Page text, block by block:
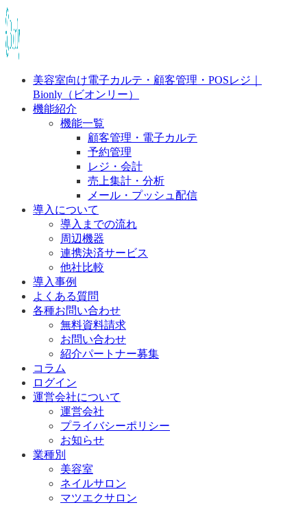
美容室向け電子カルテ・顧客管理・POSレジ｜
Bionly（ビオンリー）
機能紹介
機能一覧
顧客管理・電子カルテ
予約管理
レジ・会計
売上集計・分析
メール・プッシュ配信
導入について
導入までの流れ
周辺機器
連携決済サービス
他社比較
導入事例
よくある質問
各種お問い合わせ
無料資料請求
お問い合わせ
紹介パートナー募集
コラム
ログイン
運営会社について
運営会社
プライバシーポリシー
お知らせ
業種別
美容室
ネイルサロン
マツエクサロン